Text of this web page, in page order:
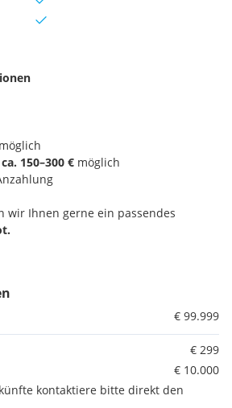
möglich
ca. 150–300 € möglich
wir Ihnen gerne ein passendes
möglich
abhängig
erbracht werden
Verkäufer
€ 99.999
€ 299
€ 10.000
kontaktiere bitte direkt den